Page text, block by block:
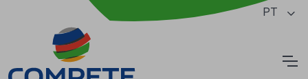
Saltar para o conteúdo principal da página PT